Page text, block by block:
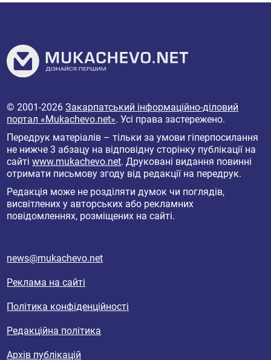
© 2001-2026Закарпатський інформаційно-діловий
портал «Mukachevo.net». Усі права застережено.
Передрук матеріалів – тільки за умови гіперпосилання
не нижче 3 абзацу на відповідну сторінку публікації на
сайтіwww.mukachevo.net. Друковані видання повинні
отримати письмову згоду від редакції на передрук.
Редакція може не розділяти думок чи поглядів,
висвітлених у авторських або рекламних
повідомленнях, розміщених на сайті.
news@mukachevo.net
Реклама на сайті
Політика конфіденційності
Редакційна політика
Архів публікацій